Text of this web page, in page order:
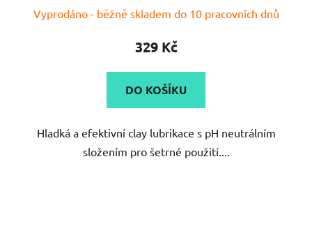
hodnocení
produktu
5,0
z
hvězdiček.
Vyprodáno - běžně skladem do 10 pracovních dnů
329 Kč
DO KOŠÍKU
Hladká a efektivní clay lubrikace s pH neutrálním
složením pro šetrné použití....